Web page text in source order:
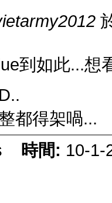
到如此...想
都得架喎...
時間: 10-1-